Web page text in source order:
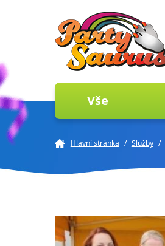
Vše
Hlavní stránka / Služby /